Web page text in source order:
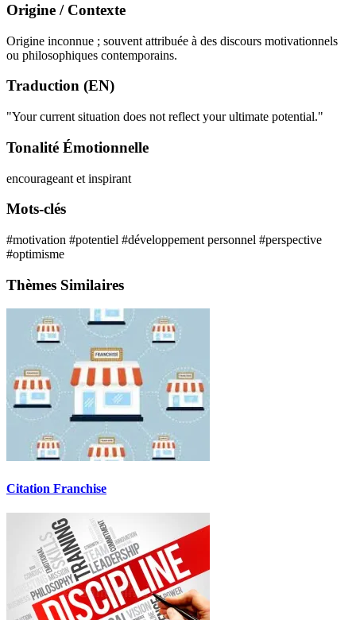
Origine / Contexte
Origine inconnue ; souvent attribuée à des discours motivationnels
ou philosophiques contemporains.
Traduction (EN)
"Your current situation does not reflect your ultimate potential."
Tonalité Émotionnelle
encourageant et inspirant
Mots-clés
#motivation #potentiel #développement personnel #perspective
#optimisme
Thèmes Similaires
Citation Franchise